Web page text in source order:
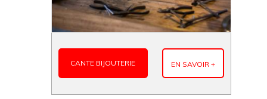
CANTE BIJOUTERIE EN SAVOIR +